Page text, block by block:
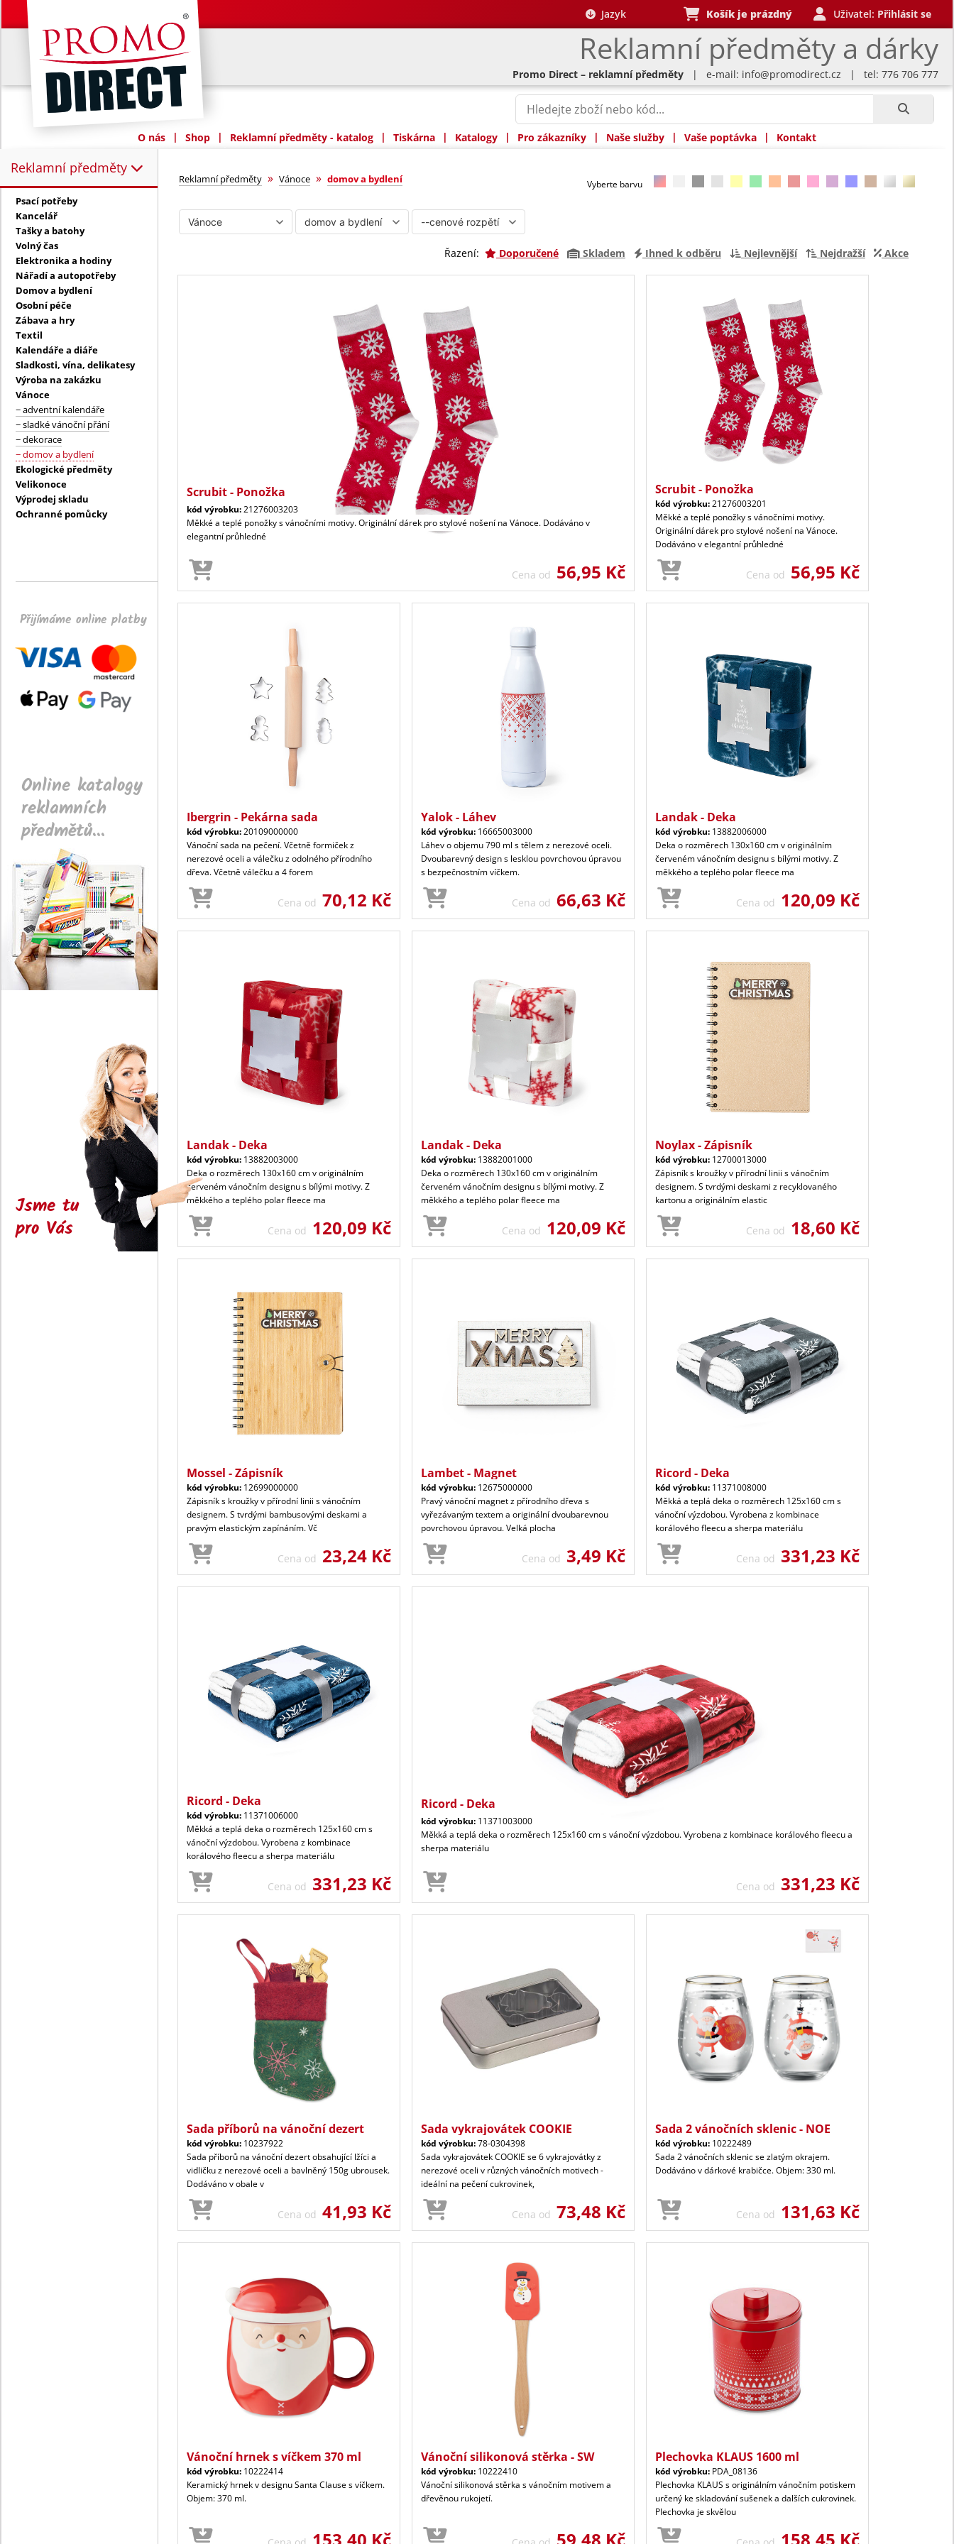
Reklamní předměty a dárky
Jazyk Košík je prázdný Uživatel: Přihlásit se
Promo Direct – reklamní předměty | e-mail: info@promodirect.cz | tel: 776 706 777
O nás | Shop | Reklamní předměty - katalog | Tiskárna | Katalogy | Pro zákazníky | Naše služby | Vaše poptávka | Kontakt
Reklamní předměty
Reklamní předměty:
Psací potřeby
Kancelář
Tašky a batohy
Volný čas
Elektronika a hodiny
Nářadí a autopotřeby
Domov a bydlení
Osobní péče
Zábava a hry
Textil
Kalendáře a diáře
Sladkosti, vína, delikatesy
Výroba na zakázku
Vánoce
− adventní kalendáře
− sladké vánoční přání
− dekorace
− domov a bydlení
Ekologické předměty
Velikonoce
Výprodej skladu
Ochranné pomůcky
Přijímáme online platby
Online katalogy
reklamních
předmětů...
Jsme tu
pro Vás
domov a bydlení
Reklamní předměty » Vánoce » domov a bydlení Vyberte barvu
Řazení: Doporučené Skladem Ihned k odběru Nejlevnější Nejdražší Akce
Scrubit - Ponožka
kód výrobku:21276003203
Měkké a teplé ponožky s vánočními motivy. Originální dárek pro stylové nošení na Vánoce. Dodáváno v
elegantní průhledné
Cena od 56,95 Kč
Scrubit - Ponožka
kód výrobku:21276003201
Měkké a teplé ponožky s vánočními motivy.
Originální dárek pro stylové nošení na Vánoce.
Dodáváno v elegantní průhledné
Cena od 56,95 Kč
Ibergrin - Pekárna sada
kód výrobku:20109000000
Vánoční sada na pečení. Včetně formiček z
nerezové oceli a válečku z odolného přírodního
dřeva. Včetně válečku a 4 forem
Cena od 70,12 Kč
Yalok - Láhev
kód výrobku: 16665003000
Láhev o objemu 790 ml s tělem z nerezové oceli.
Dvoubarevný design s lesklou povrchovou úpravou
s bezpečnostním víčkem.
Cena od 66,63 Kč
Landak - Deka
kód výrobku: 13882006000
Deka o rozměrech 130x160 cm v originálním
červeném vánočním designu s bílými motivy. Z
měkkého a teplého polar fleece ma
Cena od 120,09 Kč
Landak - Deka
kód výrobku: 13882003000
Deka o rozměrech 130x160 cm v originálním
červeném vánočním designu s bílými motivy. Z
měkkého a teplého polar fleece ma
Cena od 120,09 Kč
Landak - Deka
kód výrobku: 13882001000
Deka o rozměrech 130x160 cm v originálním
červeném vánočním designu s bílými motivy. Z
měkkého a teplého polar fleece ma
Cena od 120,09 Kč
Noylax - Zápisník
kód výrobku: 12700013000
Zápisník s kroužky v přírodní linii s vánočním
designem. S tvrdými deskami z recyklovaného
kartonu a originálním elastic
Cena od 18,60 Kč
Mossel - Zápisník
kód výrobku: 12699000000
Zápisník s kroužky v přírodní linii s vánočním
designem. S tvrdými bambusovými deskami a
pravým elastickým zapínáním. Vč
Cena od 23,24 Kč
Lambet - Magnet
kód výrobku: 12675000000
Pravý vánoční magnet z přírodního dřeva s
vyřezávaným textem a originální dvoubarevnou
povrchovou úpravou. Velká plocha
Cena od 3,49 Kč
Ricord - Deka
kód výrobku: 11371008000
Měkká a teplá deka o rozměrech 125x160 cm s
vánoční výzdobou. Vyrobena z kombinace
korálového fleecu a sherpa materiálu
Cena od 331,23 Kč
Ricord - Deka
kód výrobku: 11371006000
Měkká a teplá deka o rozměrech 125x160 cm s
vánoční výzdobou. Vyrobena z kombinace
korálového fleecu a sherpa materiálu
Cena od 331,23 Kč
Ricord - Deka
kód výrobku: 11371003000
Měkká a teplá deka o rozměrech 125x160 cm s vánoční výzdobou. Vyrobena z kombinace korálového fleecu a
sherpa materiálu
Cena od 331,23 Kč
Sada příborů na vánoční dezert
kód výrobku: 10237922
Sada příborů na vánoční dezert obsahující lžíci a
vidličku z nerezové oceli a bavlněný 150g ubrousek.
Dodáváno v obale v
Cena od 41,93 Kč
Sada vykrajovátek COOKIE
kód výrobku:78-0304398
Sada vykrajovátek COOKIE se 6 vykrajovátky z
nerezové oceli v různých vánočních motivech -
ideální na pečení cukrovinek,
Cena od 73,48 Kč
Sada 2 vánočních sklenic - NOE
kód výrobku: 10222489
Sada 2 vánočních sklenic se zlatým okrajem.
Dodáváno v dárkové krabičce. Objem: 330 ml.
Cena od 131,63 Kč
Vánoční hrnek s víčkem 370 ml
kód výrobku: 10222414
Keramický hrnek v designu Santa Clause s víčkem.
Objem: 370 ml.
Vánoční silikonová stěrka - SW
kód výrobku: 10222410
Vánoční silikonová stěrka s vánočním motivem a
dřevěnou rukojetí.
Plechovka KLAUS 1600 ml
kód výrobku: PDA_08136
Plechovka KLAUS s originálním vánočním potiskem
určený ke skladování sušenek a dalších cukrovinek.
Plechovka je skvělou